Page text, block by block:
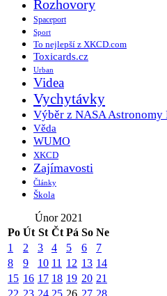
Rozhovory
Spaceport
Sport
To nejlepší z XKCD.com
Toxicards.cz
Urban
Videa
Vychytávky
Výběr z NASA Astronomy
Věda
WUMO
XKCD
Zajímavosti
Články
Škola
Únor 2021
Po Út St Čt Pá So Ne
1
2 3 4 5 6
7
8
9 10 11 12 13 14
15 16 17 18 19 20 21
22 23 24 25 26 27 28